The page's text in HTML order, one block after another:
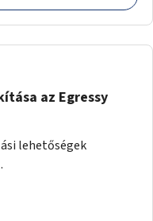
az Egressy
lehetőségek